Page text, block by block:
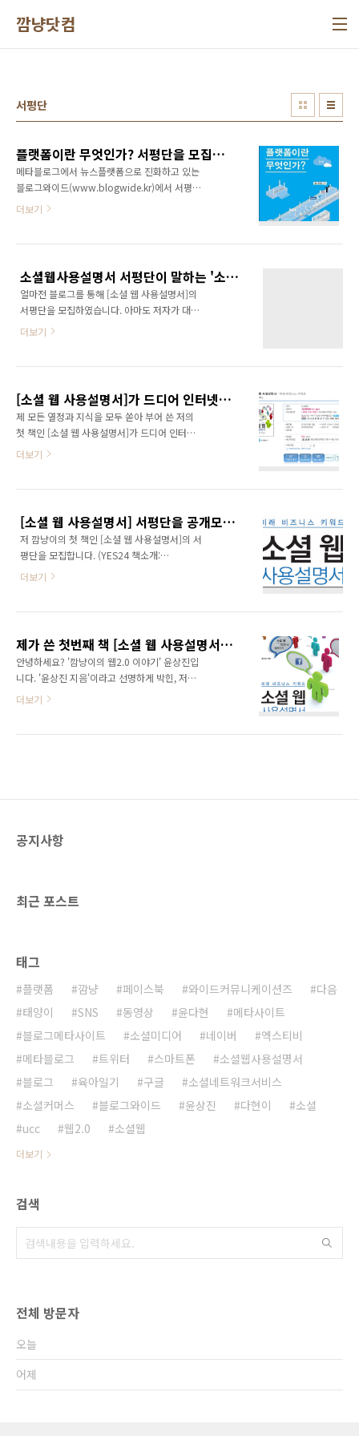
깜냥닷컴
서평단
플랫폼이란 무엇인가? 서평단을 모집합니다. ^^
메타블로그에서 뉴스플랫폼으로 진화하고 있는
블로그와이드(www.blogwide.kr)에서 서평단
을 모집하고 있습니다. 7월 12일까지 모집하고
http://blogwide.kr/article/15019 서평단 신
청하기에 앞서 가 어떤 책인지 궁금하시죠? ^^
제 블로그에서 꾸준히 소개하고 있기는 하지만
얼마전에 동아일보에서 제 책을 소개해 줬었는
를 보시면 어떤 책인지 이해가 쉬울 듯 합니다.
http://it.donga.com/plan/9831/ 동아일보
서평기사는 정말 언제..
더보기
소셜웹사용설명서 서평단이 말하는 '소셜 웹'이란?
얼마전 블로그를 통해 [소셜 웹 사용설명서]의
서평단을 모집하였습니다. 아마도 저자가 대놓
고 직접 서평단을 모집하여 운영한 사례는 극히
기 때문이다." 많은 분들이 소셜 웹에 대한 견해
를 올려주셨습니다. 이렇게 많은 분들께서 다양
하고 좋은 견해를 올려주실 줄 미리 알았더라면
책이 나오기 전에 이와 같은 이벤트를 실시하여
았을텐데 하는 아쉬움이 남습니다. ^^ 다음은
셜 웹'입니다. 통일한국 소셜 웹은 물음표이다!
왜냐하면 앞..
더보기
[소셜 웹 사용설명서]가 드디어 인터넷서점에 올라왔습니다. #socialwebbook
제 모든 열정과 지식을 모두 쏟아 부어 쓴 저의
첫 책인 [소셜 웹 사용설명서]가 드디어 인터넷
서점에 올라오기 시작했습니다. YES24 책정보
http://www.ggamnyang.com/808
더보기
[소셜 웹 사용설명서] 서평단을 공개모집합니다!!!
저 깜냥이의 첫 책인 [소셜 웹 사용설명서]의 서
평단을 모집합니다. (YES24 책소개:
http://bit.ly/socialwebbook) [소셜 웹 사용
에서 웹 2.0으로, 다시 웹 2.0에서 소셜 웹으로
진화해온 웹 이야기를 쉽고 재미있게 풀어냈습
니다. 또한 이론에만 치우치지 않고 실용적인 측
면도 강조하여 '기업의 소셜 웹 활용전략', '소셜
양한 주제를 다루고 있습니다. 소셜 웹 사용설명
더보기
제가 쓴 첫번째 책 [소셜 웹 사용설명서]가 출간를 앞두고 있습니다.
안녕하세요? '깜냥이의 웹2.0 이야기' 윤상진입
니다. '윤상진 지음'이라고 선명하게 박힌, 저의
첫번째 책인 [소셜 웹 사용설명서]가 출간을 앞
이었는데 너무 난해하다는 의견이 있어서 출판
와 ..
더보기
공지사항
최근 포스트
태그
플랫폼 깜냥 페이스북 와이드커뮤니케이션즈
다음
태양이
SNS 동영상 윤다현
메타사이트
블로그메타사이트
소셜미디어 네이버
엑스티비
메타블로그
트위터 스마트폰
소셜웹사용설명서
블로그
육아일기 구글
소셜네트워크서비스
소셜커머스
블로그와이드 윤상진 다현이
소셜
ucc
웹2.0 소셜웹
더보기
검색
전체 방문자
오늘
어제